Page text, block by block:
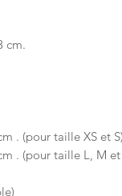
cm.
. (pour taille XS et S)
. (pour taille L, M et